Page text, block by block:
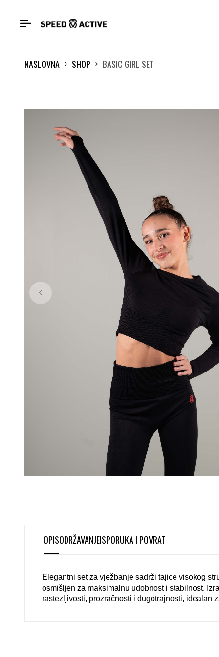
NASLOVNA SHOP BASIC GIRL SET
OPISODRŽAVANJEISPORUKA I POVRAT
Elegantni set za vježbanje sadrži tajice visokog
osmišljen za maksimalnu udobnost i stabilnost.
rastezljivosti, prozračnosti i dugotrajnosti, idealan